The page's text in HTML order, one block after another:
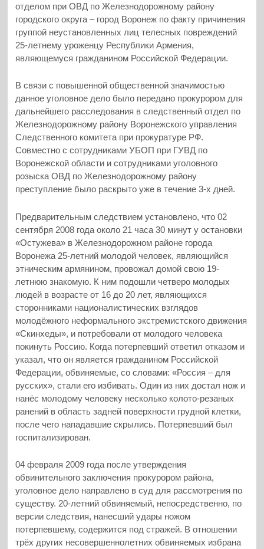
отделом при ОВД по Железнодорожному району
городского округа – город Воронеж по факту причинения
группой неустановленных лиц телесных повреждений
25-летнему уроженцу Республики Армения,
являющемуся гражданином Российской Федерации.
В связи с повышенной общественной значимостью
данное уголовное дело было передано прокурором для
дальнейшего расследования в следственный отдел по
Железнодорожному району Воронежского управления
Следственного комитета при прокуратуре РФ.
Совместно с сотрудниками УБОП при ГУВД по
Воронежской области и сотрудниками уголовного
розыска ОВД по Железнодорожному району
преступление было раскрыто уже в течение 3-х дней.
Предварительным следствием установлено, что 02
сентября 2008 года около 21 часа 30 минут у остановки
«Остужева» в Железнодорожном районе города
Воронежа 25-летний молодой человек, являющийся
этническим армянином, провожал домой свою 19-
летнюю знакомую. К ним подошли четверо молодых
людей в возрасте от 16 до 20 лет, являющихся
сторонниками националистических взглядов
молодёжного неформального экстремистского движения
«Скинхеды», и потребовали от молодого человека
покинуть Россию. Когда потерпевший ответил отказом и
указал, что он является гражданином Российской
Федерации, обвиняемые, со словами: «Россия – для
русских», стали его избивать. Один из них достал нож и
нанёс молодому человеку несколько колото-резаных
ранений в область задней поверхности грудной клетки,
после чего нападавшие скрылись. Потерпевший был
госпитализирован.
04 февраля 2009 года после утверждения
обвинительного заключения прокурором района,
уголовное дело направлено в суд для рассмотрения по
существу. 20-летний обвиняемый, непосредственно, по
версии следствия, нанесший удары ножом
потерпевшему, содержится под стражей. В отношении
трёх других несовершеннолетних обвиняемых избрана